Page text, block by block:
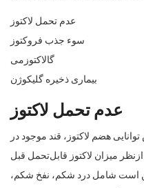
عدم تحمل لاکتوز
سوء جذب فروکتوز
گالاکتوزمی
بیماری ذخیره گلیکوژن
عدم تحمل لاکتوز
هضم لاکتوز، قند موجود در
میزان لاکتوز قابل‌تحمل قبل
است شامل درد شکم، نفخ شکم،